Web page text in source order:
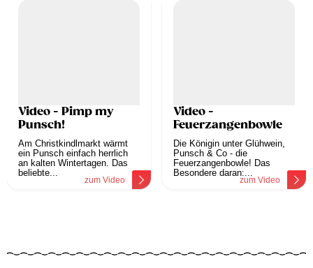
Video - Pimp my
Punsch!
Am Christkindlmarkt wärmt
ein Punsch einfach herrlich
an kalten Wintertagen. Das
beliebte...
zum Video
Video -
Feuerzangenbowle
Die Königin unter Glühwein,
Punsch & Co - die
Feuerzangenbowle! Das
Besondere daran:...
zum Video